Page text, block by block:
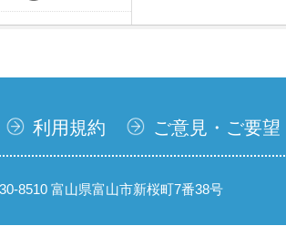
利用規約 ご意見・ご要望
8510 富山県富山市新桜町7番38号